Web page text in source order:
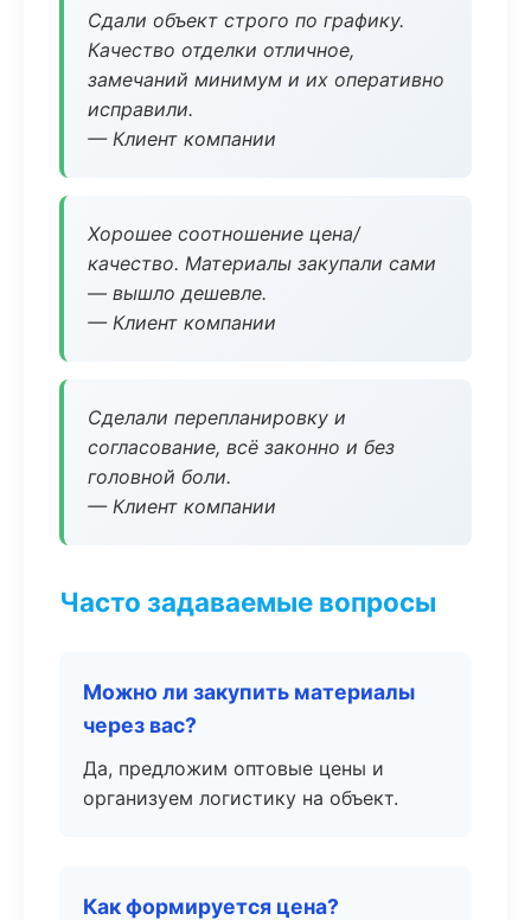
Сдали объект строго по графику.
Качество отделки отличное,
замечаний минимум и их оперативно
исправили.
— Клиент компании
Хорошее соотношение цена/
качество. Материалы закупали сами
— вышло дешевле.
— Клиент компании
Сделали перепланировку и
согласование, всё законно и без
головной боли.
— Клиент компании
Часто задаваемые вопросы
Можно ли закупить материалы
через вас?
Да, предложим оптовые цены и
организуем логистику на объект.
Как формируется цена?